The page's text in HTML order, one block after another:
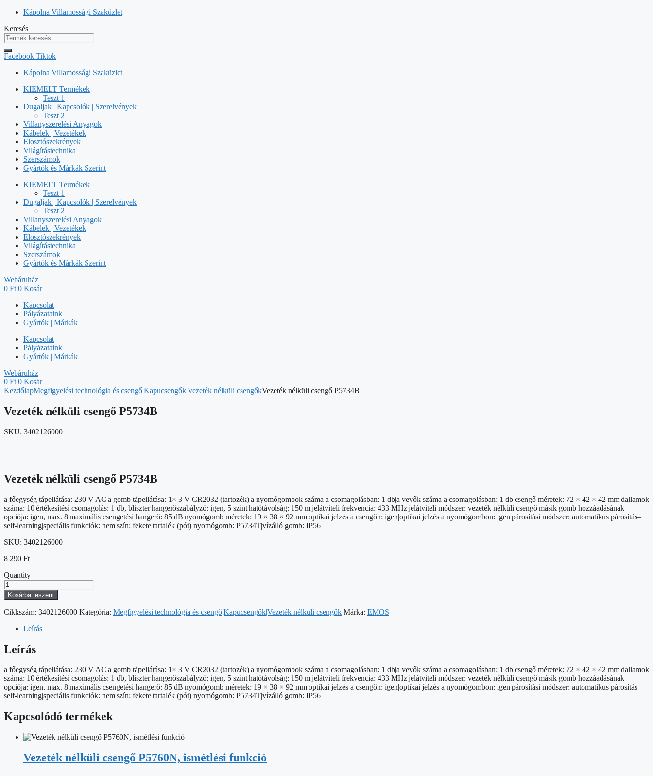
Kilépés
tartalomba
Kápolna Villamossági Szaküzlet
Keresés
Facebook Tiktok
Kápolna Villamossági Szaküzlet
KIEMELT Termékek
Teszt 1
Dugaljak | Kapcsolók | Szerelvények
Teszt 2
Villanyszerelési Anyagok
Kábelek | Vezetékek
Elosztószekrények
Világítástechnika
Szerszámok
Gyártók és Márkák Szerint
KIEMELT Termékek
Teszt 1
Dugaljak | Kapcsolók | Szerelvények
Teszt 2
Villanyszerelési Anyagok
Kábelek | Vezetékek
Elosztószekrények
Világítástechnika
Szerszámok
Gyártók és Márkák Szerint
Webáruház
0 Ft 0 Kosár
Kapcsolat
Pályázataink
Gyártók | Márkák
Kapcsolat
Pályázataink
Gyártók | Márkák
Webáruház
0 Ft 0 Kosár
KezdőlapMegfigyelési technológia és csengő|Kapucsengők|Vezeték nélküli csengőkVezeték nélküli csengő P5734B
Vezeték nélküli csengő P5734B
SKU: 3402126000
Vezeték nélküli csengő P5734B
a főegység tápellátása: 230 V AC|a gomb tápellátása: 1× 3 V CR2032 (tartozék)|a nyomógombok száma a csomagolásban: 1 db|a vevők száma a csomagolásban: 1 db|csengő méretek: 72 × 42 × 42 mm|dallamok
száma: 10|értékesítési csomagolás: 1 db, bliszter|hangerőszabályzó: igen, 5 szint|hatótávolság: 150 m|jelátviteli frekvencia: 433 MHz|jelátviteli módszer: vezeték nélküli csengő|másik gomb hozzáadásának
opciója: igen, max. 8|maximális csengetési hangerő: 85 dB|nyomógomb méretek: 19 × 38 × 92 mm|optikai jelzés a csengőn: igen|optikai jelzés a nyomógombon: igen|párosítási módszer: automatikus párosítás–
self-learning|speciális funkciók: nem|szín: fekete|tartalék (pót) nyomógomb: P5734T|vízálló gomb: IP56
SKU: 3402126000
8 290 Ft
Quantity
Vezeték
nélküli
csengő
P5734B
Kosárba teszem
Cikkszám: 3402126000 Kategória: Megfigyelési technológia és csengő|Kapucsengők|Vezeték nélküli csengők Márka: EMOS
Leírás
Leírás
a főegység tápellátása: 230 V AC|a gomb tápellátása: 1× 3 V CR2032 (tartozék)|a nyomógombok száma a csomagolásban: 1 db|a vevők száma a csomagolásban: 1 db|csengő méretek: 72 × 42 × 42 mm|dallamok
száma: 10|értékesítési csomagolás: 1 db, bliszter|hangerőszabályzó: igen, 5 szint|hatótávolság: 150 m|jelátviteli frekvencia: 433 MHz|jelátviteli módszer: vezeték nélküli csengő|másik gomb hozzáadásának
opciója: igen, max. 8|maximális csengetési hangerő: 85 dB|nyomógomb méretek: 19 × 38 × 92 mm|optikai jelzés a csengőn: igen|optikai jelzés a nyomógombon: igen|párosítási módszer: automatikus párosítás–
self-learning|speciális funkciók: nem|szín: fekete|tartalék (pót) nyomógomb: P5734T|vízálló gomb: IP56
Kapcsolódó termékek
Vezeték nélküli csengő P5760N, ismétlési funkció